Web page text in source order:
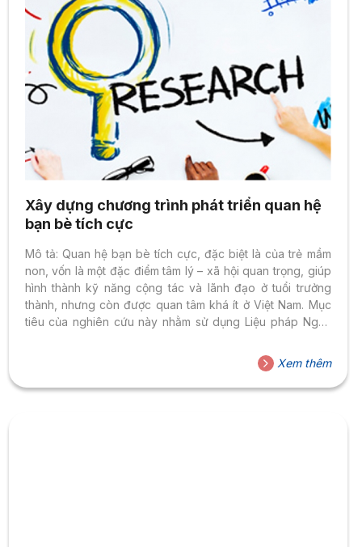
Xây dựng chương trình phát triển quan hệ
bạn bè tích cực
Mô tả: Quan hệ bạn bè tích cực, đặc biệt là của trẻ mầm
non, vốn là một đặc điểm tâm lý – xã hội quan trọng, giúp
hình thành kỹ năng cộng tác và lãnh đạo ở tuổi trưởng
thành, nhưng còn được quan tâm khá ít ở Việt Nam. Mục
tiêu của nghiên cứu này nhằm sử dụng Liệu pháp Nghệ
hiểu biết và mối quan hệ hỗ trợ của trẻ 5-6 tuổi khi tương
tác với bạn bè cùng lứa, từ đó phát triển nhận thức...
Xem thêm